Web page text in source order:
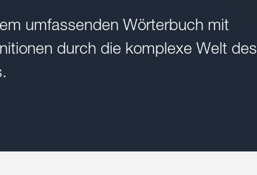
umfassenden Wörterbuch mit
durch die komplexe Welt des